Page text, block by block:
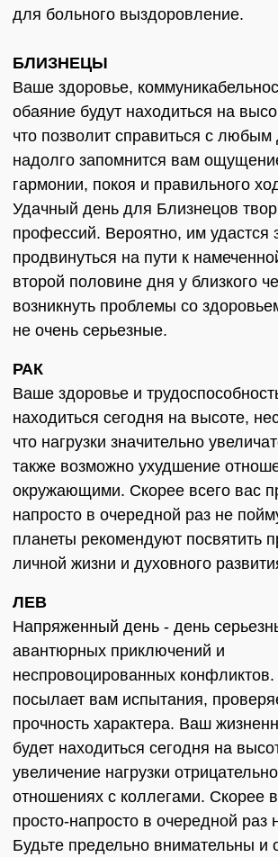
для больного выздоровление.
БЛИЗНЕЦЫ
Ваше здоровье,
обаяние будут находиться на
что позволит справиться с
надолго запомнится вам
гармонии, покоя и правильного
Удачный день для Близнецов
профессий. Вероятно, им удастся
продвинуться на пути к
второй половине дня у близкого
возникнуть проблемы со
не очень серьезные.
РАК
Ваше здоровье и
находиться сегодня на высоте,
что нагрузки значительно
также возможно ухудшение
окружающими. Скорее всего вас
напросто в очередной раз не
планеты рекомендуют посвятить
личной жизни и духовного
ЛЕВ
Напряженный день - день
авантюрных приключений и
неспровоцированных
посылает вам испытания,
прочность характера. Ваш
будет находиться сегодня на
увеличение нагрузки
отношениях с коллегами. Скорее
просто-напросто в очередной раз
Будьте предельно внимательны и